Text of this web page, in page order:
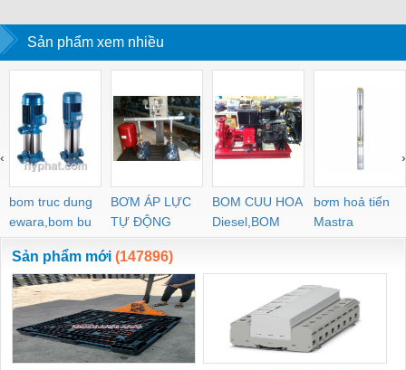
Sản phẩm xem nhiều
bom truc dung
ewara,bom bu
ewara
BƠM ÁP LỰC
TỰ ĐỘNG
BOM CUU HOA
Diesel,BOM
CHUA CHAY
bơm hoả tiển
Mastra
‹ ›
Sản phẩm mới (147896)